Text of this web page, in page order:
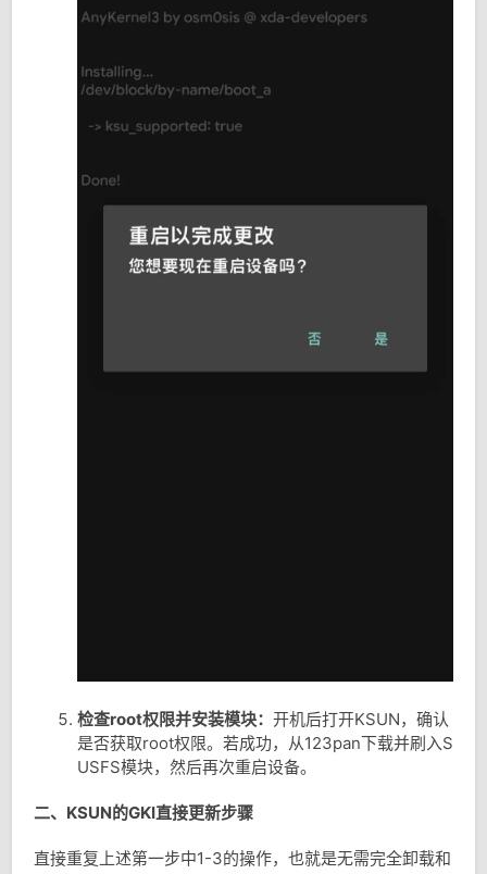
检查root权限并安装模块： 开机后打开KSUN，确认
是否获取root权限。若成功，从123pan下载并刷入S
USFS模块，然后再次重启设备。
二、KSUN的GKI直接更新步骤
直接重复上述第一步中1-3的操作，也就是无需完全卸载和